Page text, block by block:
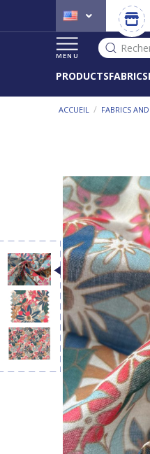
MENU
PRODUCTSFABRICS
ACCUEIL / FABRICS